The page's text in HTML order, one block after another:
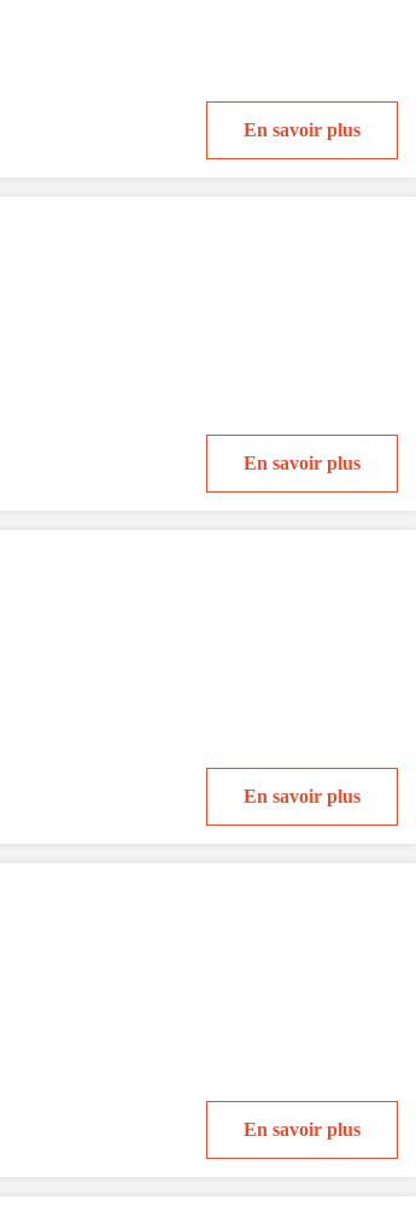
En savoir plus
En savoir plus
En savoir plus
En savoir plus